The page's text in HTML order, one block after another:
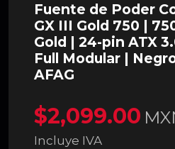
Fuente de Poder
GX III Gold 750 |
Gold | 24-pin ATX
Full Modular |
AFAG
$2,099.00
Incluye IVA